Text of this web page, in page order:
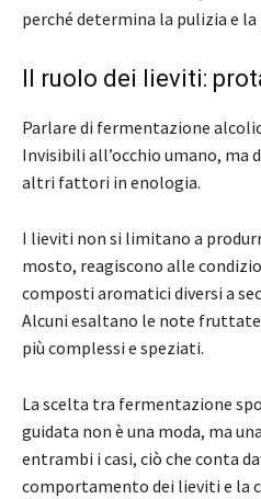
perché determina la pulizia e
Il ruolo dei lieviti:
Parlare di fermentazione
Invisibili all’occhio umano, ma
altri fattori in enologia.
I lieviti non si limitano a
mosto, reagiscono alle
composti aromatici diversi a
Alcuni esaltano le note
più complessi e speziati.
La scelta tra fermentazione
guidata non è una moda, ma
entrambi i casi, ciò che conta
comportamento dei lieviti e la